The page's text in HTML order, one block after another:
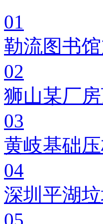
01
勒流图书
02
狮山某厂
03
黄岐基础
04
深圳平湖